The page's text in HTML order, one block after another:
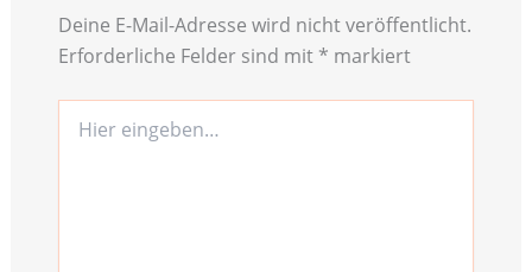
Deine E-Mail-Adresse wird nicht veröffentlicht.
Erforderliche Felder sind mit * markiert
eingeben…